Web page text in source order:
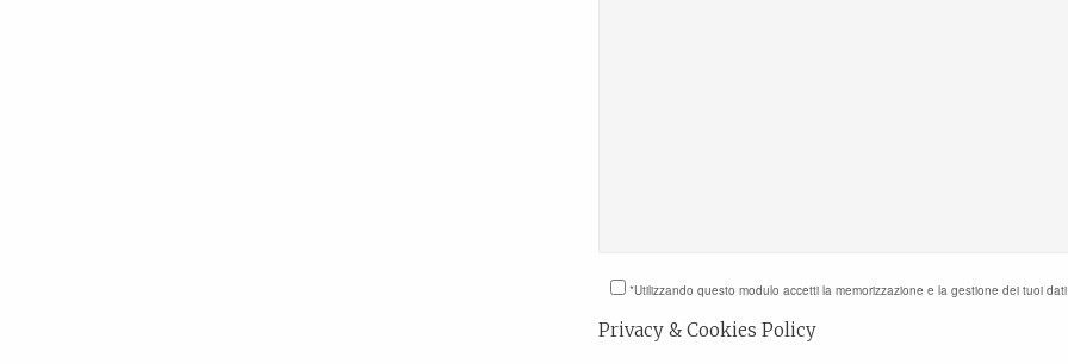
*Utilizzando questo modulo accetti la memorizzazione e la gestione dei tuoi
Privacy & Cookies Policy